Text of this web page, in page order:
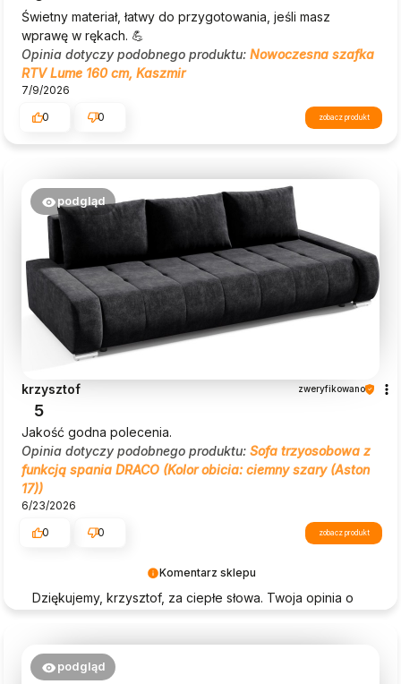
Świetny materiał, łatwy do przygotowania, jeśli masz
wprawę w rękach. 💪
Opinia dotyczy podobnego produktu: Nowoczesna szafka
RTV Lume 160 cm, Kaszmir
7/9/2026
0
0 zobacz produkt
Komentarz sklepu
Dziękujemy, krzysztof, za ciepłe słowa. Twoja opinia o
podgląd
krzysztof zweryfikowano
5
Jakość godna polecenia.
Opinia dotyczy podobnego produktu: Sofa trzyosobowa z
funkcją spania DRACO (Kolor obicia: ciemny szary (Aston
17))
6/23/2026
0
0 zobacz produkt
podgląd